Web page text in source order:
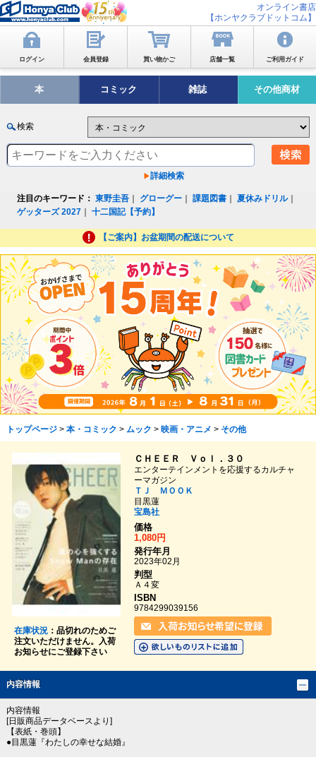
オンライン書店
【ホンヤクラブドットコム】
ログイン 会員登録 買い物かご 店舗一覧 ご利用ガイド
本 コミック 雑誌 その他商材
検索
詳細検索
注目のキーワード： 東野圭吾 グローグー ｜課題図書 ｜夏休みドリル｜
ゲッターズ 2027 ｜十二国記【予約】
【ご案内】お盆期間の配送について
トップページ> 本・コミック > ムック > 映画・アニメ > その他
在庫状況：品切れのためご
注文いただけません。入荷
お知らせにご登録下さい
ＣＨＥＥＲ Ｖｏｌ．３０
エンターテインメントを応援するカルチャ
ーマガジン
ＴＪ ＭＯＯＫ
目黒蓮
宝島社
価格
1,080円
発行年月
2023年02月
判型
Ａ４変
ISBN
9784299039156
内容情報
内容情報
[日販商品データベースより]
【表紙・巻頭】
●目黒蓮『わたしの幸せな結婚』